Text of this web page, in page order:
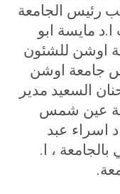
رئيس الجامعة
مايسة ابو
اوشن للشئون
جامعة اوشن
السعيد مدير
عين شمس
اسراء عبد
، ا.